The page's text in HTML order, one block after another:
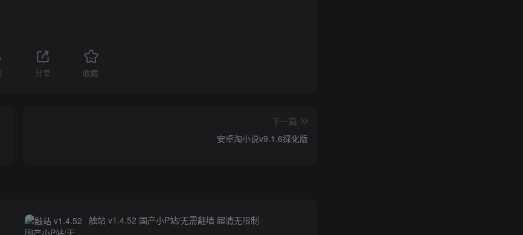
分享 收藏
下一篇
安卓淘小说v9.1.6绿化版
触站 v1.4.52 国产小P站/无需翻墙 超清无限制